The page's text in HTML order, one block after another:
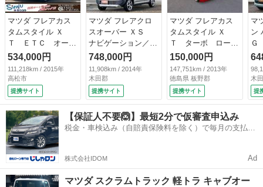
マツダ フレアカス
タムスタイル Ｘ
Ｔ ＥＴＣ オート
クルーズコントロー
ル 衝突被害軽減シ
ステム オートライ
ト ＨＩＤ スマー
トキー アイドリン
グストップ 電動格
納ミラー シートヒ
ーター ベンチシー
ト ＣＶＴ ターボ
（車検整備付）
534,000円
111,218km / 2015年
高松市
提携サイト
マツダ フレアクロ
スオーバー ＸＳ
ナビゲーション／Ｅ
ＴＣ／バックカメラ
／スマートキー／プ
ッシュスタート／衝
突被害軽減システム
／アイドリングスト
ップ／シートヒータ
ー／ＨＩＤヘッドラ
イト／オートライト
フロントフォグラン
748,000円
11,908km / 2014年
木田郡
提携サイト
マツダ フレアカス
タムスタイル Ｘ
Ｔ ターボ ローダ
ウン／社外１６イン
チアルミホイール／
ナビ／地デジテレビ
／タイミングチェー
ン／エンジンプッシ
ュスタート／スマー
トキー／ＥＴＣ／Ｈ
ＩＤ／ドライブレコ
150,000円
147,751km / 2013年
徳島県 板野郡
提携サイト
マ
ン
Ｇ
セ
ブ
ン
キ
ド
電
整
木
提
【保証人不要🙆】最短2分で仮審査申込み
税金・車検込み（自賠責保険料を除く）で毎月の支払額
株式会社IDOM Ad
マツダ スクラムトラック 軽トラ キャブオー